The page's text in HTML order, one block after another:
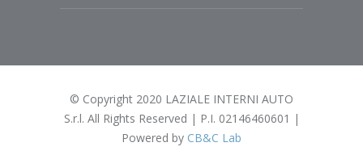
© Copyright 2020 LAZIALE INTERNI AUTO
S.r.l. All Rights Reserved | P.I. 02146460601 |
Powered by CB&C Lab